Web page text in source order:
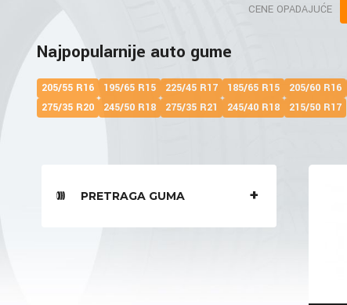
Najpopularnije auto gume
205/55 R16 195/65 R15 225/45 R17 185/65 R15 205/60 R16
275/35 R20
245/50 R18 275/35 R21 245/40 R18 215/50 R17
CENE OPADAJUĆE
PRETRAGA GUMA